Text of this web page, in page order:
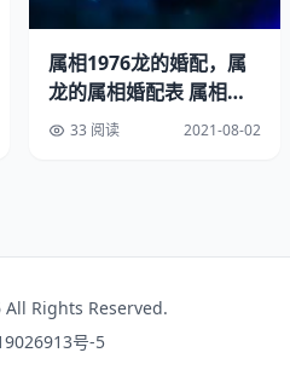
，年轻时即能享有盛名，财运
，有独立之能，事事如愿，富
属相1976龙的婚配，属
龙的属相婚配表 属相属
龙的和什么属相最般配
33 阅读 2021-08-02
Rights Reserved.
号-5